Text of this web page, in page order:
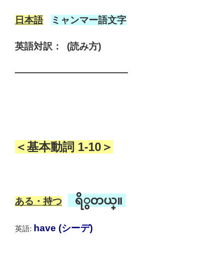
日本語 ミャンマー語文字
英語対訳： (読み方)
————————————
＜基本動詞 1-10＞
ある・持つ ရိွတယ္။
英語: have (シーデ)